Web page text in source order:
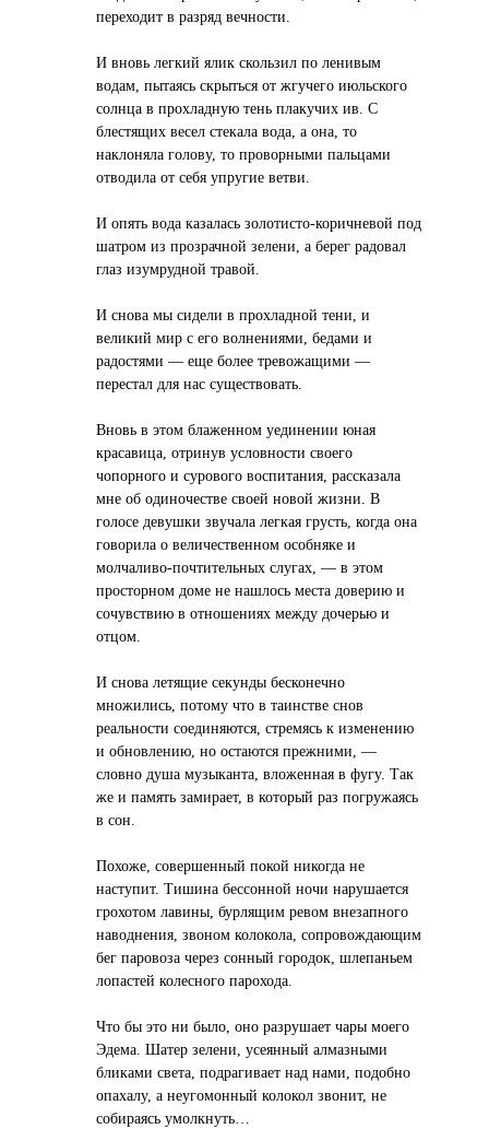
переходит в разряд вечности.
И вновь легкий ялик скользил по ленивым
водам, пытаясь скрыться от жгучего июльского
солнца в прохладную тень плакучих ив. С
блестящих весел стекала вода, а она, то
наклоняла голову, то проворными пальцами
отводила от себя упругие ветви.
И опять вода казалась золотисто-коричневой под
шатром из прозрачной зелени, а берег радовал
глаз изумрудной травой.
И снова мы сидели в прохладной тени, и
великий мир с его волнениями, бедами и
радостями — еще более тревожащими —
перестал для нас существовать.
Вновь в этом блаженном уединении юная
красавица, отринув условности своего
чопорного и сурового воспитания, рассказала
мне об одиночестве своей новой жизни. В
голосе девушки звучала легкая грусть, когда она
говорила о величественном особняке и
молчаливо-почтительных слугах, — в этом
просторном доме не нашлось места доверию и
сочувствию в отношениях между дочерью и
отцом.
И снова летящие секунды бесконечно
множились, потому что в таинстве снов
реальности соединяются, стремясь к изменению
и обновлению, но остаются прежними, —
словно душа музыканта, вложенная в фугу. Так
же и память замирает, в который раз погружаясь
в сон.
Похоже, совершенный покой никогда не
наступит. Тишина бессонной ночи нарушается
грохотом лавины, бурлящим ревом внезапного
наводнения, звоном колокола, сопровождающим
бег паровоза через сонный городок, шлепаньем
лопастей колесного парохода.
Что бы это ни было, оно разрушает чары моего
Эдема. Шатер зелени, усеянный алмазными
бликами света, подрагивает над нами, подобно
опахалу, а неугомонный колокол звонит, не
собираясь умолкнуть…